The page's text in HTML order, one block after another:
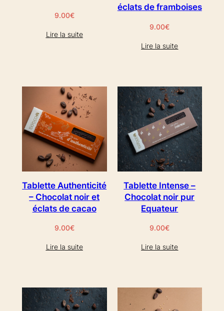
9.00€
Lire la suite
éclats de framboises
9.00€
Lire la suite
Tablette Authenticité
– Chocolat noir et
éclats de cacao
9.00€
Lire la suite
Tablette Intense –
Chocolat noir pur
Equateur
9.00€
Lire la suite